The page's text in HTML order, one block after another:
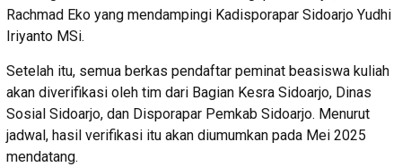
Rachmad Eko yang mendampingi Kadisporapar Sidoarjo Yudhi
Iriyanto MSi.
Setelah itu, semua berkas pendaftar peminat beasiswa kuliah
akan diverifikasi oleh tim dari Bagian Kesra Sidoarjo, Dinas
Sosial Sidoarjo, dan Disporapar Pemkab Sidoarjo. Menurut
jadwal, hasil verifikasi itu akan diumumkan pada Mei 2025
mendatang.